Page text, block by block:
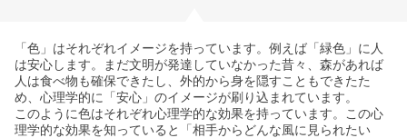
「色」はそれぞれイメージを持っています。例えば「緑色」に人
は安心します。まだ文明が発達していなかった昔々、森があれば
人は食べ物も確保できたし、外的から身を隠すこともできたた
め、心理学的に「安心」のイメージが刷り込まれています。
このように色はそれぞれ心理学的な効果を持っています。この心
理学的な効果を知っていると「相手からどんな風に見られたい